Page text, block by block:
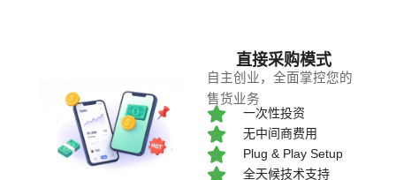
直接采购模式
自主创业，全面掌控您的
售货业务
一次性投资
无中间商费用
Plug & Play Setup
全天候技术支持